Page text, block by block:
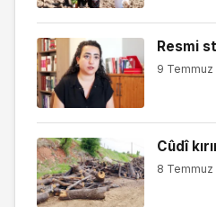
Resmi
9
Cûdî
8 Temmuz